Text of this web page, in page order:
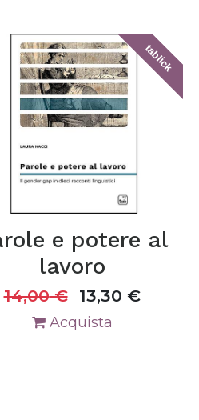
tablick
e potere al
lavoro
14,00€ 13,30 €
Acquista